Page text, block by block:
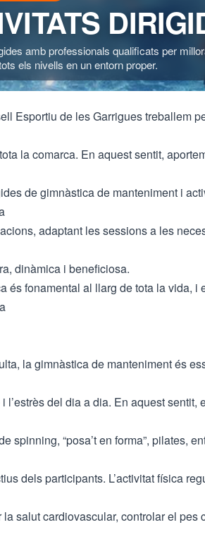
amb professionals qualificats per
els nivells en un entorn proper.
Esportiu de les Garrigues treballem
la comarca. En aquest sentit,
de gimnàstica de manteniment i
adaptant les sessions a les
dinàmica i beneficiosa.
és fonamental al llarg de tota la vida,
la gimnàstica de manteniment és
l’estrès del dia a dia. En aquest sentit,
spinning, “posa’t en forma”, pilates,
dels participants. L’activitat física
salut cardiovascular, controlar el pes